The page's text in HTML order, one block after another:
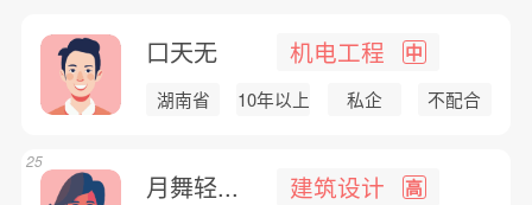
口天无 机电工程 中
湖南省 10年以上 私企 不配合
月舞轻... 建筑设计 高
25